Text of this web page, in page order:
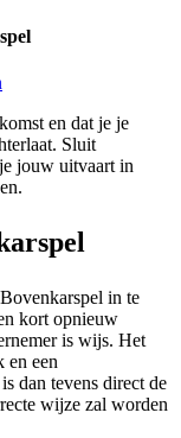
en dat je je
Sluit
jouw uitvaart in
in te
kort opnieuw
is wijs. Het
en een
dan tevens direct de
wijze zal worden